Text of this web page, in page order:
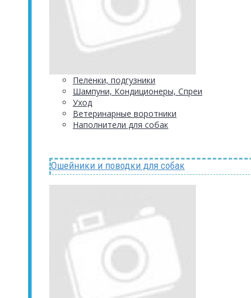
Пеленки, подгузники
Шампуни, Кондиционеры, Спреи
Уход
Ветеринарные воротники
Наполнители для собак
Ошейники и поводки для собак